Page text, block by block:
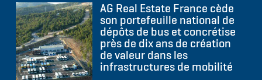
AG Real Estate France cède
son portefeuille national de
dépôts de bus et concrétise
près de dix ans de création
de valeur dans les
infrastructures de mobilité